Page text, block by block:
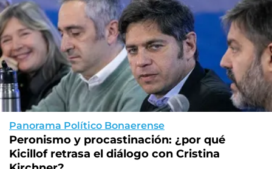
Panorama Político Bonaerense
Peronismo y procastinación: ¿por qué
Kicillof retrasa el diálogo con Cristina